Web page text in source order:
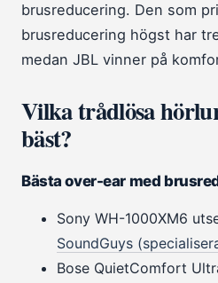
brusreducering. Den som
brusreducering högst har
medan JBL vinner på
Vilka trådlösa
bäst?
Bästa over-ear med
Sony WH-1000XM6
SoundGuys
Bose QuietComfort